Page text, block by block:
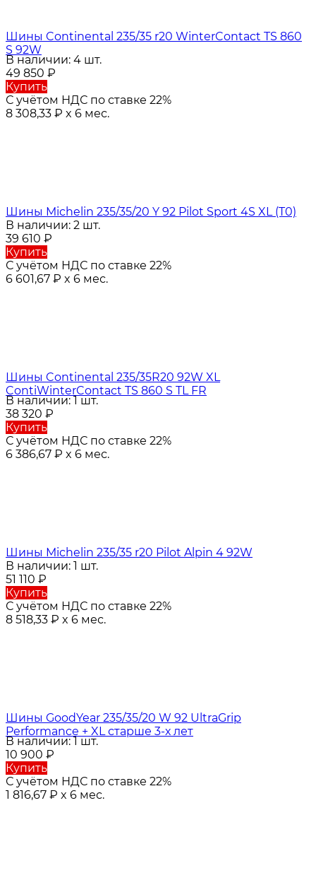
Шины Continental 235/35 r20 WinterContact TS 860
S 92W
В наличии: 4 шт.
49 850 ₽
Купить
С учётом НДС по ставке 22%
8 308,33 ₽ x 6 мес.
Шины Michelin 235/35/20 Y 92 Pilot Sport 4S XL (T0)
В наличии: 2 шт.
39 610 ₽
Купить
С учётом НДС по ставке 22%
6 601,67 ₽ x 6 мес.
Шины Continental 235/35R20 92W XL
ContiWinterContact TS 860 S TL FR
В наличии: 1 шт.
38 320 ₽
Купить
С учётом НДС по ставке 22%
6 386,67 ₽ x 6 мес.
Шины Michelin 235/35 r20 Pilot Alpin 4 92W
В наличии: 1 шт.
51 110 ₽
Купить
С учётом НДС по ставке 22%
8 518,33 ₽ x 6 мес.
Шины GoodYear 235/35/20 W 92 UltraGrip
Performance + XL старше 3-х лет
В наличии: 1 шт.
10 900 ₽
Купить
С учётом НДС по ставке 22%
1 816,67 ₽ x 6 мес.